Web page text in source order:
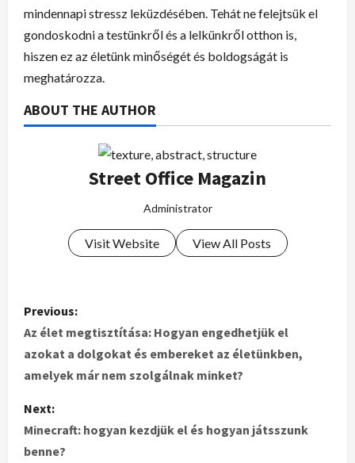
mindennapi stressz leküzdésében. Tehát ne felejtsük el
gondoskodni a testünkről és a lelkünkről otthon is,
hiszen ez az életünk minőségét és boldogságát is
meghatározza.
ABOUT THE AUTHOR
Street Office Magazin
Administrator
Visit Website View All Posts
Previous:
Az élet megtisztítása: Hogyan engedhetjük el
azokat a dolgokat és embereket az életünkben,
amelyek már nem szolgálnak minket?
Next:
Minecraft: hogyan kezdjük el és hogyan játsszunk
benne?